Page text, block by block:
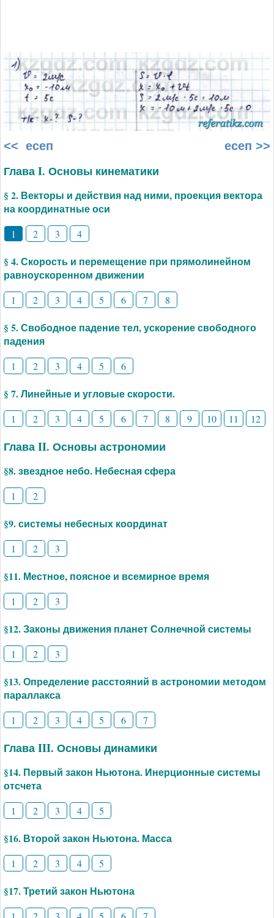
<< есеп есеп >>
Глава I. Основы кинематики
§ 2. Векторы и действия над ними, проекция вектора
на координатные оси
1 2 3 4
§ 4. Скорость и перемещение при прямолинейном
равноускоренном движении
1 2 3 4 5 6 7 8
§ 5. Свободное падение тел, ускорение свободного
падения
1 2 3 4 5 6
§ 7. Линейные и угловые скорости.
1 2 3 4 5 6 7 8 9 10 11 12
Глава II. Основы астрономии
§8. звездное небо. Небесная сфера
1 2
§9. системы небесных координат
1 2 3
§11. Местное, поясное и всемирное время
1 2 3
§12. Законы движения планет Солнечной системы
1 2 3
§13. Определение расстояний в астрономии методом
параллакса
1 2 3 4 5 6 7
Глава III. Основы динамики
§14. Первый закон Ньютона. Инерционные системы
отсчета
1 2 3 4 5
§16. Второй закон Ньютона. Масса
1 2 3 4 5
§17. Третий закон Ньютона